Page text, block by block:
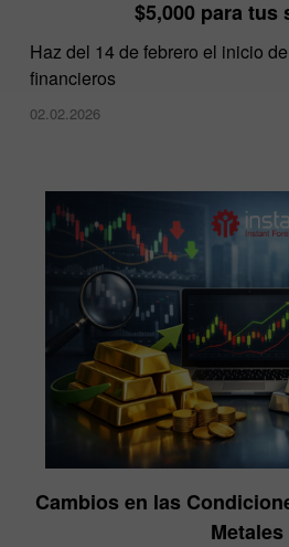
$5,000 para tus
Haz del 14 de febrero el inicio
financieros
02.02.2026
Cambios en las
Metales